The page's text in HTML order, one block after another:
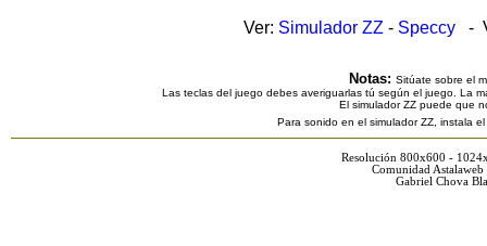
Ver: Simulador ZZ - Speccy -
Notas: Sitúate sobre el
Las teclas del juego debes averiguarlas tú según el juego. La
El simulador ZZ puede que
Para sonido en el simulador ZZ, instala
Resolución 800x600 -
Comunidad
Gabriel Chova